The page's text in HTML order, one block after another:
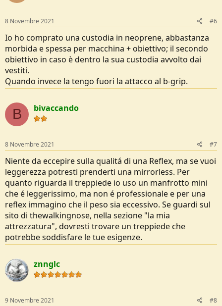
8 Novembre 2021 #6
Io ho comprato una custodia in neoprene, abbastanza
morbida e spessa per macchina + obiettivo; il secondo
obiettivo in caso è dentro la sua custodia avvolto dai
vestiti.
Quando invece la tengo fuori la attacco al b-grip.
B bivaccando
8 Novembre 2021 #7
Niente da eccepire sulla qualitá di una Reflex, ma se vuoi
leggerezza potresti prenderti una mirrorless. Per
quanto riguarda il treppiede io uso un manfrotto mini
che é leggerissimo, ma non é professionale e per una
reflex immagino che il peso sia eccessivo. Se guardi sul
sito di thewalkingnose, nella sezione "la mia
attrezzatura", dovresti trovare un treppiede che
potrebbe soddisfare le tue esigenze.
znnglc
9 Novembre 2021 #8